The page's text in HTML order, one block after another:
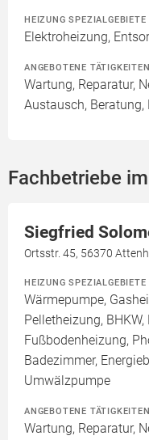
HEIZUNG SPEZIALGEBIETE
Elektroheizung,
ANGEBOTENE TÄTIGKEITEN
Wartung, Reparatur,
Austausch,
Fachbetriebe
Siegfried
Ortsstr. 45, 56370
HEIZUNG SPEZIALGEBIETE
Wärmepumpe,
Pelletheizung,
Fußbodenheizung,
Badezimmer,
Umwälzpumpe
ANGEBOTENE TÄTIGKEITEN
Wartung, Reparatur,